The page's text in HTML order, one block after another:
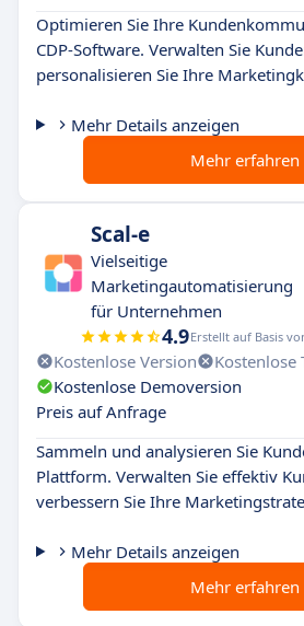
Optimieren Sie Ihre
CDP-Software. Verwalten Sie
personalisieren Sie Ihre
Mehr Details anzeigen
Mehr erfahren
Scal-e
Vielseitige
Marketingautomatisierung
für Unternehmen
4.9Erstellt auf Basis
Kostenlose Version
Kostenlose
Kostenlose Demoversion
Preis auf Anfrage
Sammeln und analysieren Sie
Plattform. Verwalten Sie effektiv
verbessern Sie Ihre
Mehr Details anzeigen
Mehr erfahren